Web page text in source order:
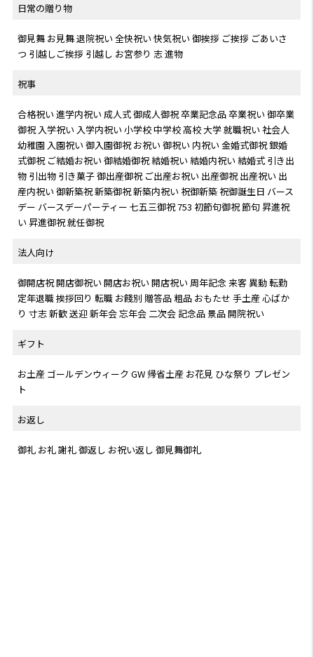
日常の贈り物
御見舞 お見舞 退院祝い 全快祝い 快気祝い 御挨拶 ご挨拶 ごあいさ
つ 引越しご挨拶 引越し お宮参り 志 進物
祝事
合格祝い 進学内祝い 成人式 御成人御祝 卒業記念品 卒業祝い 御卒業
御祝 入学祝い 入学内祝い 小学校 中学校 高校 大学 就職祝い 社会人
幼稚園 入園祝い 御入園御祝 お祝い 御祝い 内祝い 金婚式御祝 銀婚
式御祝 ご結婚お祝い 御結婚御祝 結婚祝い 結婚内祝い 結婚式 引き出
物 引出物 引き菓子 御出産御祝 ご出産お祝い 出産御祝 出産祝い 出
産内祝い 御新築祝 新築御祝 新築内祝い 祝御新築 祝御誕生日 バース
デー バースデーパーティー 七五三御祝 753 初節句御祝 節句 昇進祝
い 昇進御祝 就任御祝
法人向け
御開店祝 開店御祝い 開店お祝い 開店祝い 周年記念 来客 異動 転勤
定年退職 挨拶回り 転職 お餞別 贈答品 粗品 おもたせ 手土産 心ばか
り 寸志 新歓 送迎 新年会 忘年会 二次会 記念品 景品 開院祝い
ギフト
お土産 ゴールデンウィーク GW 帰省土産 お花見 ひな祭り プレゼン
ト
お返し
御礼 お礼 謝礼 御返し お祝い返し 御見舞御礼